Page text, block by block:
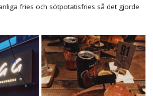
fries och sötpotatisfries så det gjorde